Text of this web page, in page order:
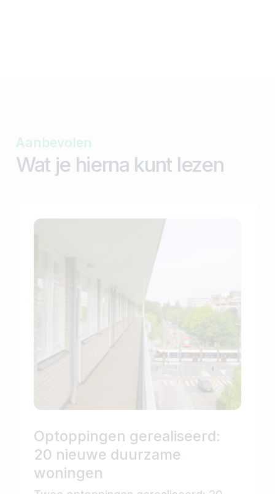
Aanbevolen
Wat je hierna kunt lezen
Optoppingen gerealiseerd:
20 nieuwe duurzame
woningen